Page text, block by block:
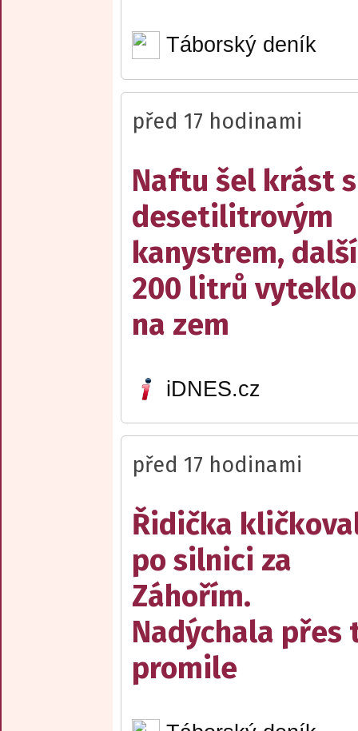
Táborský deník
před 17 hodinami
Naftu šel krást s
desetilitrovým
kanystrem,
200 litrů vyteklo
na zem
iDNES.cz
před 17 hodinami
Řidička
po silnici za
Záhořím.
Nadýchala přes
promile